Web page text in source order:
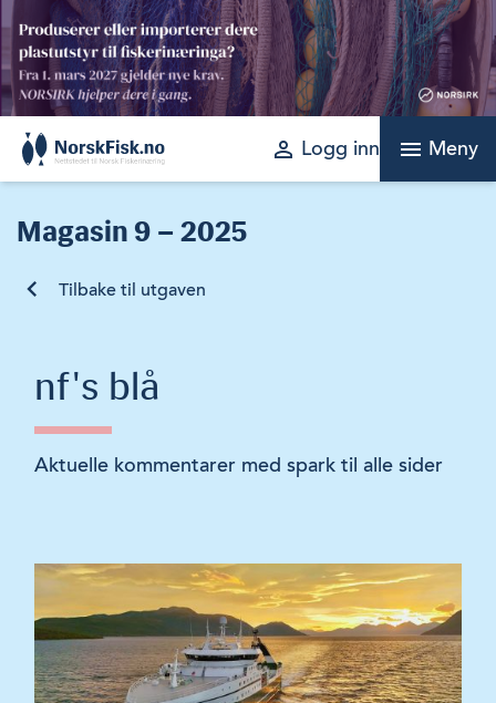
Skip
content
perm_identity Logg inn menu Meny
Magasin 9 – 2025
Tilbake til utgaven
nf's blå
Aktuelle kommentarer med spark til alle sider